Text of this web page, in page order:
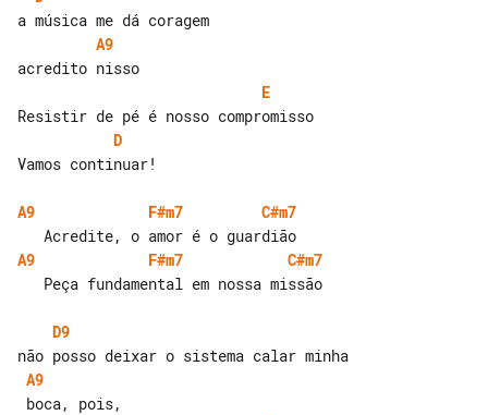
A9
E
D
Vamos continuar!
A9 F#m7
C#m7
A9
F#m7
C#m7
D9
A9